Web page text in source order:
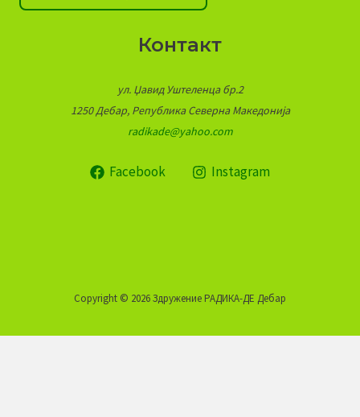
Контакт
ул. Џавид Уштеленца бр.2
1250 Дебар, Република Северна Македонија
radikade@yahoo.com
Facebook Instagram
Copyright © 2026 Здружение РАДИКА-ДЕ Дебар